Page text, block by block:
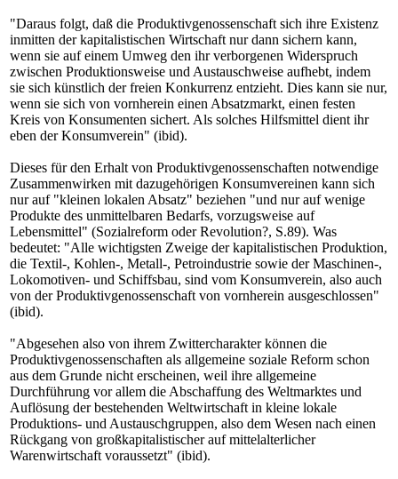
"Daraus folgt, daß die Produktivgenossenschaft sich ihre Existenz
inmitten der kapitalistischen Wirtschaft nur dann sichern kann,
wenn sie auf einem Umweg den ihr verborgenen Widerspruch
zwischen Produktionsweise und Austauschweise aufhebt, indem
sie sich künstlich der freien Konkurrenz entzieht. Dies kann sie nur,
wenn sie sich von vornherein einen Absatzmarkt, einen festen
Kreis von Konsumenten sichert. Als solches Hilfsmittel dient ihr
eben der Konsumverein" (ibid).
Dieses für den Erhalt von Produktivgenossenschaften notwendige
Zusammenwirken mit dazugehörigen Konsumvereinen kann sich
nur auf "kleinen lokalen Absatz" beziehen "und nur auf wenige
Produkte des unmittelbaren Bedarfs, vorzugsweise auf
Lebensmittel" (Sozialreform oder Revolution?, S.89). Was
bedeutet: "Alle wichtigsten Zweige der kapitalistischen Produktion,
die Textil-, Kohlen-, Metall-, Petroindustrie sowie der Maschinen-,
Lokomotiven- und Schiffsbau, sind vom Konsumverein, also auch
von der Produktivgenossenschaft von vornherein ausgeschlossen"
(ibid).
"Abgesehen also von ihrem Zwittercharakter können die
Produktivgenossenschaften als allgemeine soziale Reform schon
aus dem Grunde nicht erscheinen, weil ihre allgemeine
Durchführung vor allem die Abschaffung des Weltmarktes und
Auflösung der bestehenden Weltwirtschaft in kleine lokale
Produktions- und Austauschgruppen, also dem Wesen nach einen
Rückgang von großkapitalistischer auf mittelalterlicher
Warenwirtschaft voraussetzt" (ibid).